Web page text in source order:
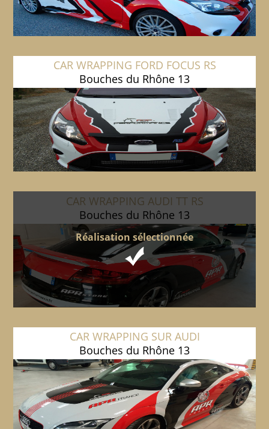
CAR WRAPPING FORD FOCUS RS
Bouches du Rhône 13
Réalisation sélectionnée
CAR WRAPPING AUDI TT RS
Bouches du Rhône 13
CAR WRAPPING SUR AUDI
Bouches du Rhône 13